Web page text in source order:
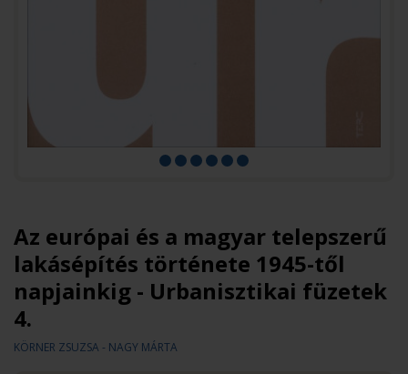
Az európai és a magyar telepszerű
lakásépítés története 1945-től
napjainkig - Urbanisztikai füzetek
4.
KÖRNER ZSUZSA - NAGY MÁRTA